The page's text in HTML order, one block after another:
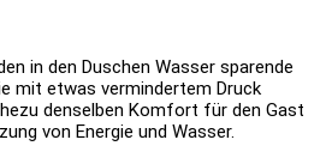
in den Duschen Wasser sparende
mit etwas vermindertem Druck
denselben Komfort für den Gast
von Energie und Wasser.